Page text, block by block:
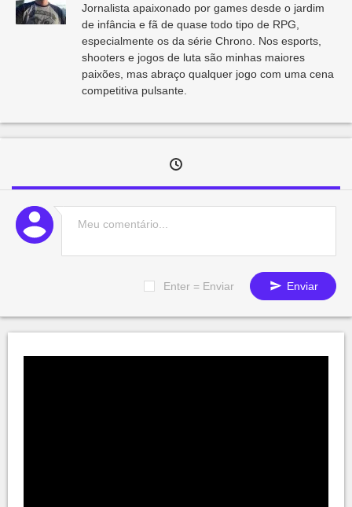
Jornalista apaixonado por games desde o jardim
de infância e fã de quase todo tipo de RPG,
especialmente os da série Chrono. Nos esports,
shooters e jogos de luta são minhas maiores
paixões, mas abraço qualquer jogo com uma cena
competitiva pulsante.
Enter = Enviar Enviar